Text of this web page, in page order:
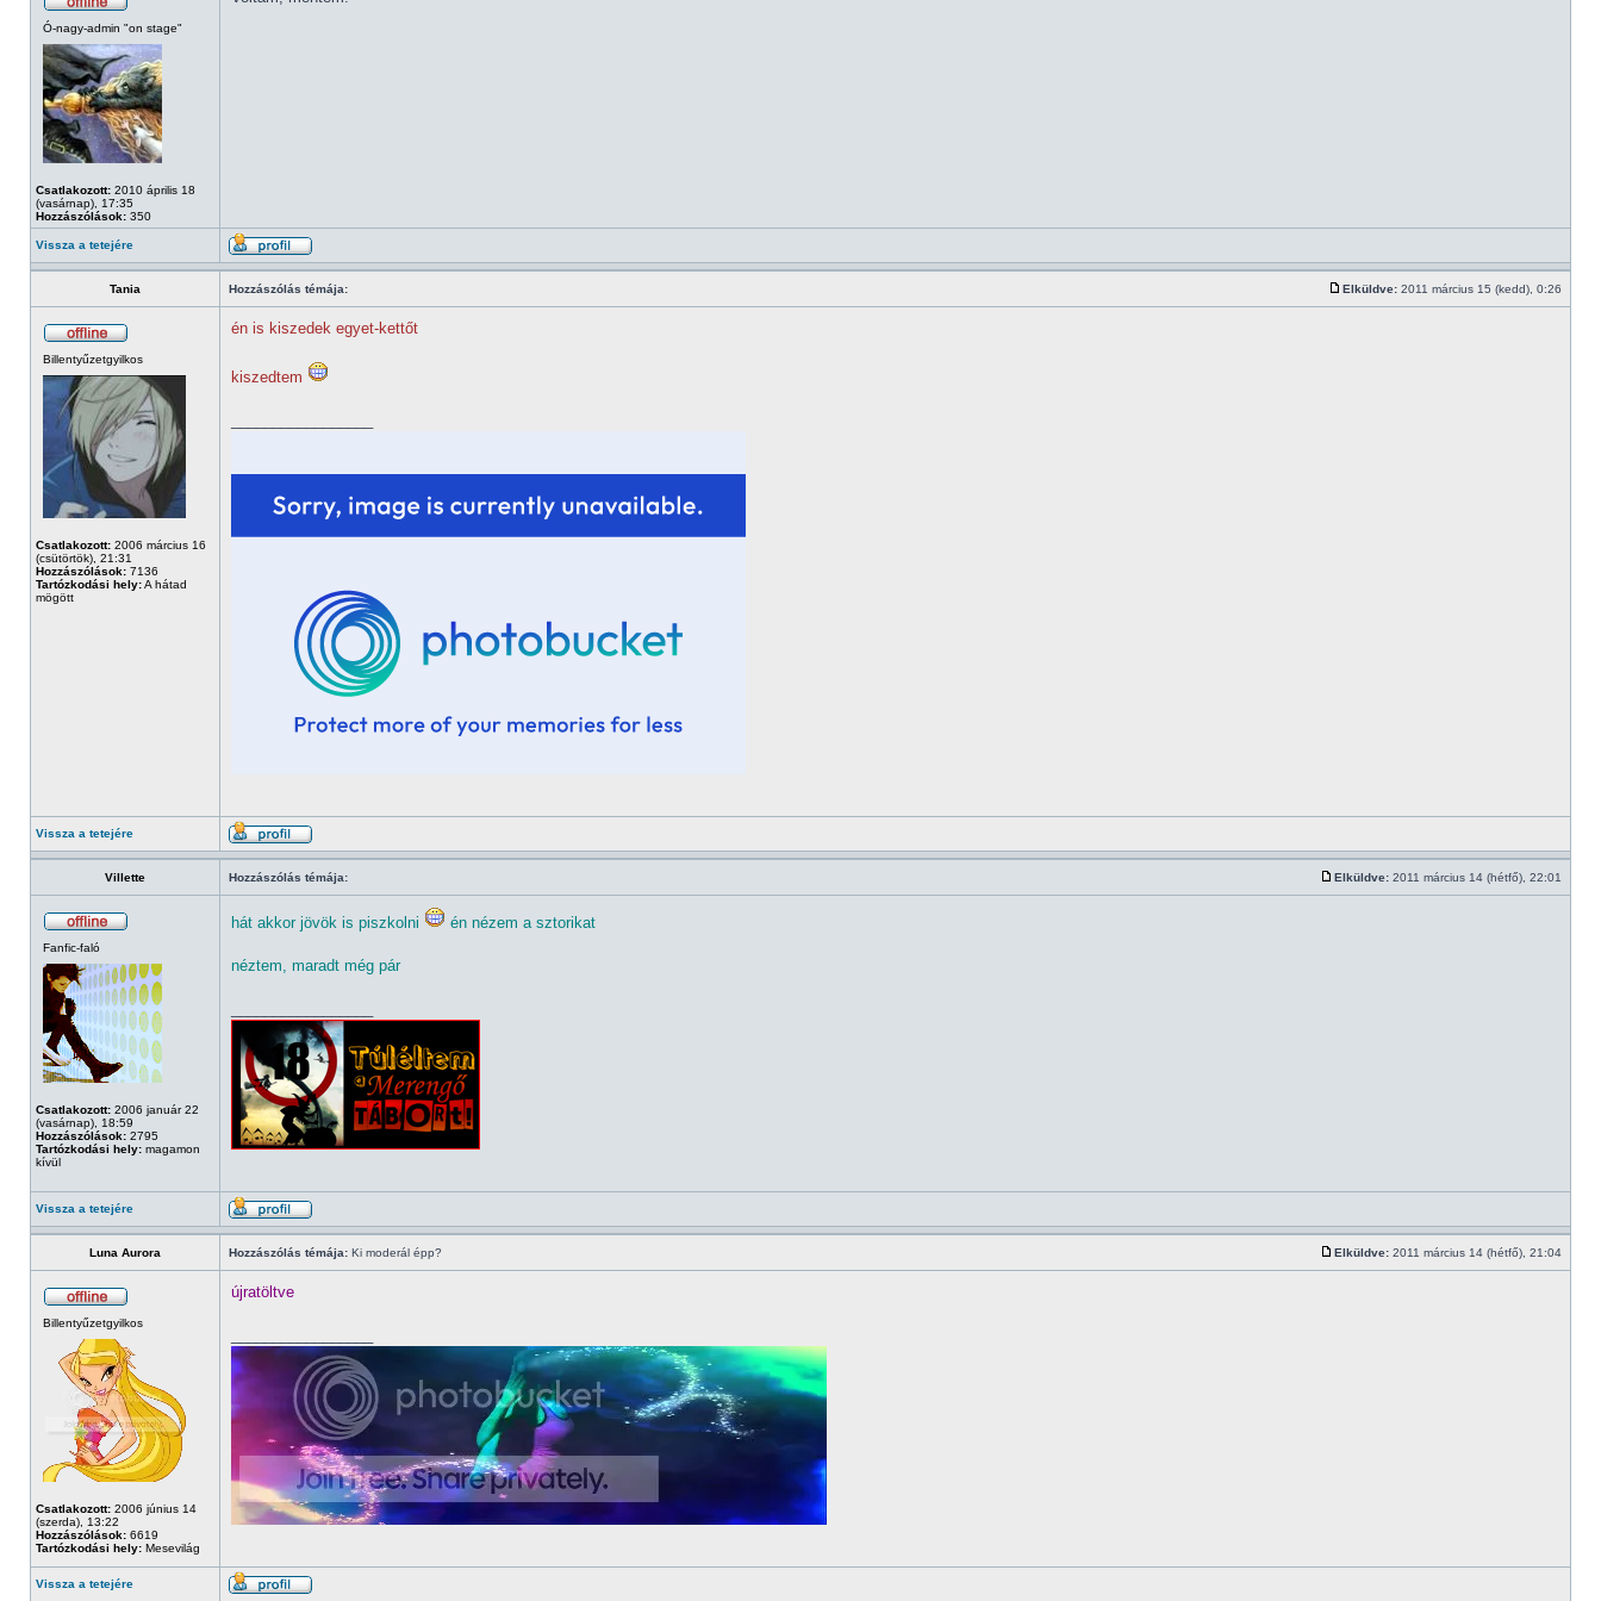
Ó-nagy-admin "on stage"
Csatlakozott: 2010 április 18
(vasárnap), 17:35
Hozzászólások: 350
Vissza a tetejére
Tania Hozzászólás témája: Elküldve: 2011 március 15 (kedd), 0:26
Billentyűzetgyilkos
Csatlakozott: 2006 március 16
(csütörtök), 21:31
Hozzászólások: 7136
Tartózkodási hely:A hátad
mögött
én is kiszedek egyet-kettőt
kiszedtem
Vissza a tetejére
Villette Hozzászólás témája: Elküldve: 2011 március 14 (hétfő), 22:01
Fanfic-faló
Csatlakozott: 2006 január 22
(vasárnap), 18:59
Hozzászólások: 2795
Tartózkodási hely: magamon
kívül
hát akkor jövök is piszkolni én nézem a sztorikat
néztem, maradt még pár
Vissza a tetejére
Luna Aurora Hozzászólás témája: Ki moderál épp? Elküldve: 2011 március 14 (hétfő), 21:04
Billentyűzetgyilkos
Csatlakozott: 2006 június 14
(szerda), 13:22
Hozzászólások: 6619
Tartózkodási hely: Mesevilág
újratöltve
Vissza a tetejére